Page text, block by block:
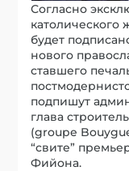
Согласно
католического
будет
нового
ставшего
подпишут
глава
(groupe
“свите”
Фийона.